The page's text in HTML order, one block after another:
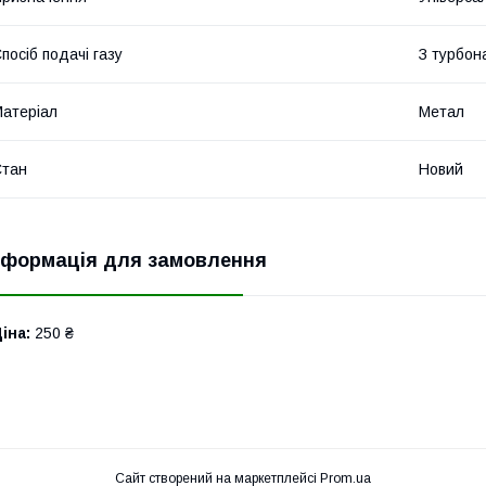
подачі газу З
Метал
Новий
для замовлення
250 ₴
Сайт створений на маркетплейсі Prom.ua